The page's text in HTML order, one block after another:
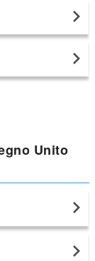
Unito